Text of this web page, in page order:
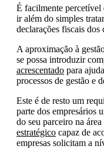
É facilmente percetível
ir além do simples
declarações fiscais dos
A aproximação à
se possa introduzir
acrescentado para
processos de gestão e
Este é de resto um
parte dos empresários
do seu parceiro na
estratégico capaz de
empresas solicitam a